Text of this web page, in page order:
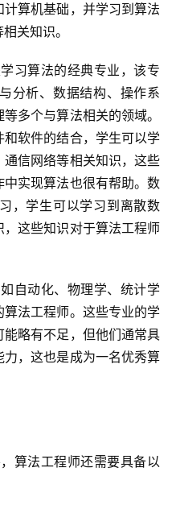
算机基础，并学习到算法
关知识。
分析、数据结构、操作系
多个与算法相关的领域。
软件的结合，学生可以学
信网络等相关知识，这些
实现算法也很有帮助。数
，学生可以学习到离散数
这些知识对于算法工程师
法工程师。这些专业的学
略有不足，但他们通常具
，这也是成为一名优秀算